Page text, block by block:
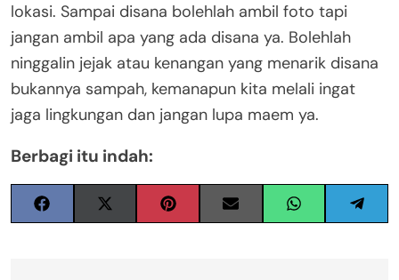
lokasi. Sampai disana bolehlah ambil foto tapi
jangan ambil apa yang ada disana ya. Bolehlah
ninggalin jejak atau kenangan yang menarik disana
bukannya sampah, kemanapun kita melali ingat
jaga lingkungan dan jangan lupa maem ya.
Berbagi itu indah: